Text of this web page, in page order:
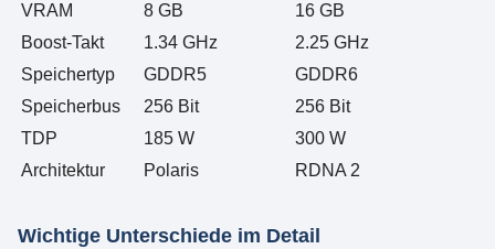
VRAM 8 GB
16 GB
Boost-Takt
1.34 GHz
2.25 GHz
Speichertyp
GDDR5
GDDR6
Speicherbus
256 Bit
256 Bit
TDP
185 W
300 W
Architektur
Polaris RDNA 2
Wichtige Unterschiede im Detail